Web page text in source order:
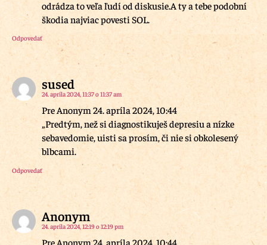
odrádza to veľa ľudí od diskusie.A ty a tebe podobní
škodia najviac povesti SOL.
Odpovedať
sused
24. apríla 2024, 11:37 o 11:37 am
Pre Anonym 24. apríla 2024, 10:44
„Predtým, než si diagnostikuješ depresiu a nízke
sebavedomie, uisti sa prosím, či nie si obkolesený
blbcami.
Odpovedať
Anonym
24. apríla 2024, 12:19 o 12:19 pm
Pre Anonym 24. apríla 2024, 10:44